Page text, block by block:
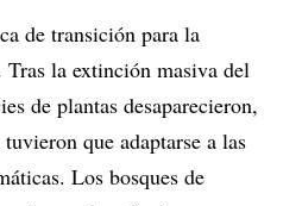
de transición para la
la extinción masiva del
de plantas desaparecieron,
que adaptarse a las
Los bosques de